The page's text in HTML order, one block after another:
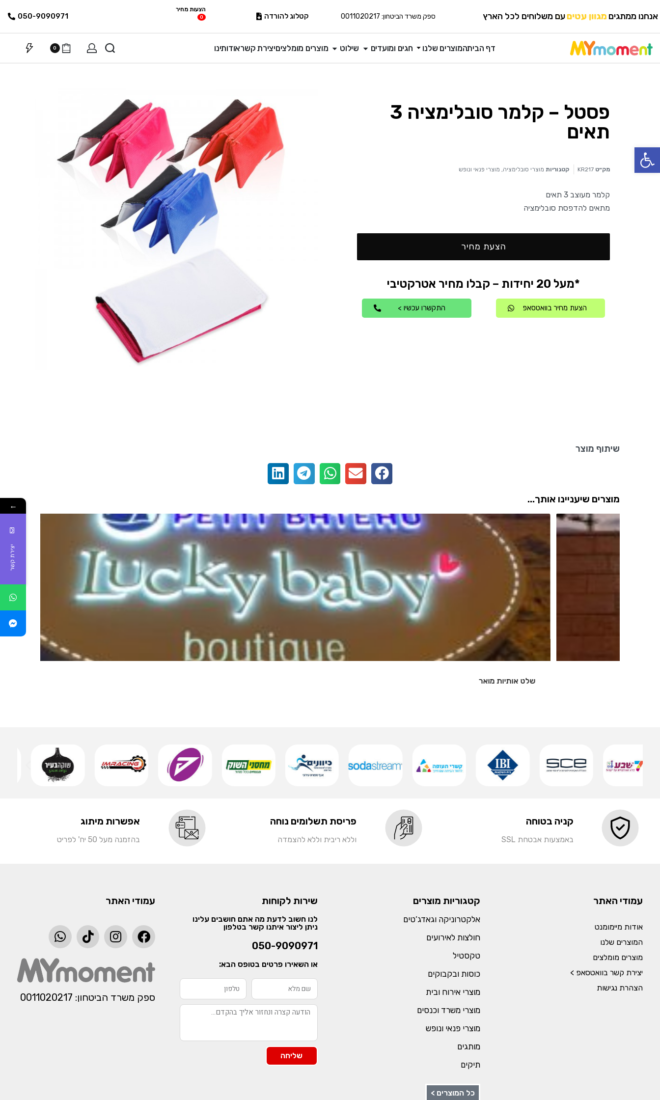
פתח סרגל נגישות
אנחנו ממתגים מגוון עטיםעם משלוחים לכל הארץ ספק משרד הביטחון: 0011020217 קטלוג להורדה
הצעות מחיר
0 פריטים 050-9090971
דף הביתהמוצרים שלנו חגים ומועדים שילוט מוצרים מומלציםיצירת קשראודותינו 0
פסטל – קלמר סובלימציה 3
תאים
מק״ט KR217 קטגוריות מוצרי סובלימציה, מוצרי פנאי ונופש
קלמר מעוצב 3 תאים
מתאים להדפסת סובלימציה
הצעת מחיר
*מעל 20 יחידות – קבלו מחיר אטרקטיבי
הצעת מחיר בוואטסאפ התקשרו עכשיו >
שיתוף מוצר
מוצרים שיעניינו אותך...
קניה בטוחה
באמצעות אבטחת SSL
פריסת תשלומים נוחה
וללא ריבית וללא להצמדה
אפשרות מיתוג
בהזמנה מעל 50 יח' לפריט
עמודי האתר
אודות מיימומנט
המוצרים שלנו
מוצרים מומלצים
יצירת קשר בוואטסאפ >
הצהרת נגישות
קטגוריות מוצרים
אלקטרוניקה וגאדג’טים
חולצות לאירועים
טקסטיל
כוסות ובקבוקים
מוצרי אירוח ובית
מוצרי משרד וכנסים
מוצרי פנאי ונופש
מותגים
תיקים
כל המוצרים >
שירות לקוחות
לנו חשוב לדעת מה אתם חושבים עלינו
ניתן ליצור איתנו קשר בטלפון
050-9090971
או השאירו פרטים בטופס הבא:
שליחה
עמודי האתר
ספק משרד הביטחון: 0011020217​​
←
יצירת קשר